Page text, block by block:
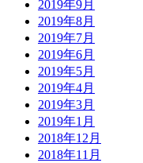
2019年9月
2019年8月
2019年7月
2019年6月
2019年5月
2019年4月
2019年3月
2019年1月
2018年12月
2018年11月